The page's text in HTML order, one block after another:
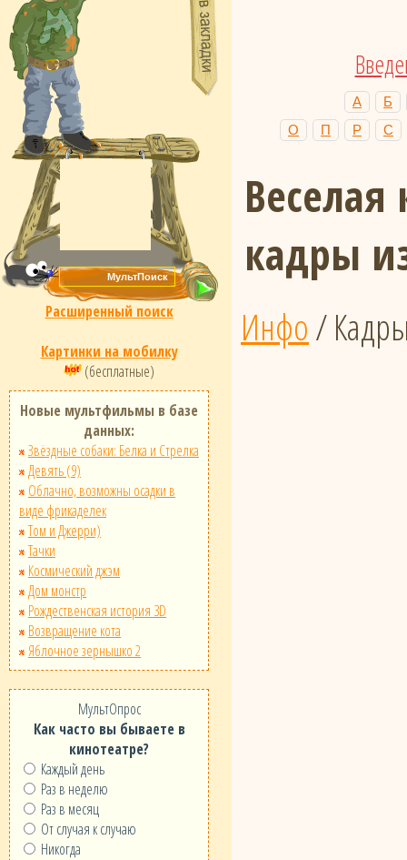
Расширенный поиск
Картинки на мобилку
(бесплатные)
Новые мультфильмы в базе
данных:
Звёздные собаки: Белка и Стрелка
Девять (9)
Облачно, возможны осадки в
виде фрикаделек
Том и Джерри)
Тачки
Космический джэм
Дом монстр
Рождественская история 3D
Возвращение кота
Яблочное зернышко 2
МультОпрос
Как часто вы бываете в
кинотеатре?
Каждый день
Раз в неделю
Раз в месяц
От случая к случаю
Никогда
А
Б
О
П Р С
кадры
Инфо/